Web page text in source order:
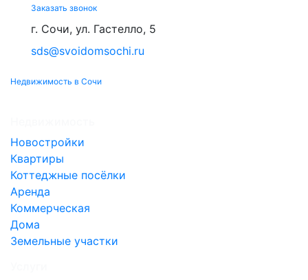
Заказать звонок
г. Сочи, ул. Гастелло, 5
sds@svoidomsochi.ru
Недвижимость в Сочи
Новостройки
Квартиры
Коттеджные посёлки
Аренда
Коммерческая
Дома
Земельные участки